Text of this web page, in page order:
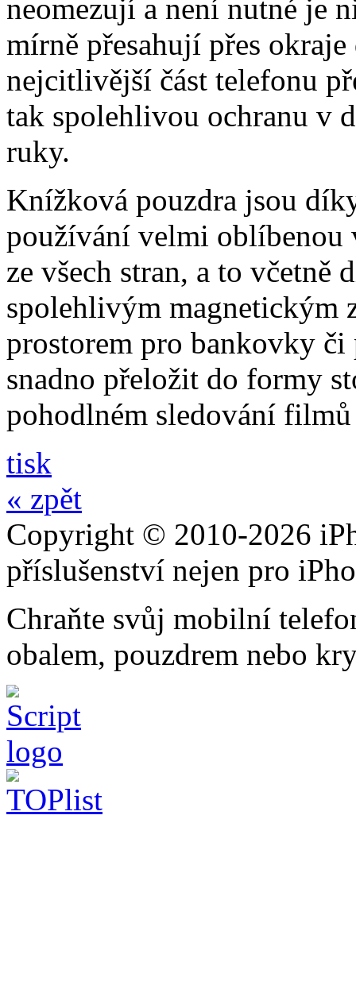
neomezují a není nutné je
mírně přesahují přes
nejcitlivější část telefonu
tak spolehlivou ochranu v
ruky.
Knížková pouzdra jsou
používání velmi oblíbenou
ze všech stran, a to včetně
spolehlivým magnetickým
prostorem pro bankovky
snadno přeložit do formy
pohodlném sledování
tisk
« zpět
Copyright © 2010-2026
příslušenství nejen pro
Chraňte svůj mobilní
obalem, pouzdrem nebo